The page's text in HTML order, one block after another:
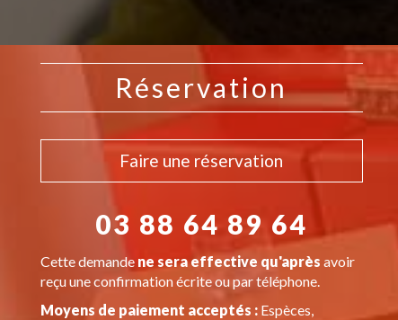
Réservation
Faire une réservation
03 88 64 89 64
Cette demande ne sera effective qu'après avoir
reçu une confirmation écrite ou par téléphone.
Moyens de paiement acceptés :Espèces,